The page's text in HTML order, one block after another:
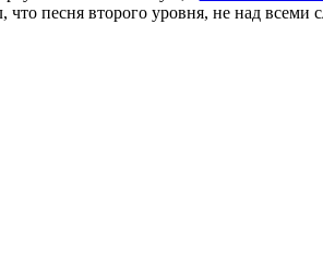
песня второго уровня, не над всеми